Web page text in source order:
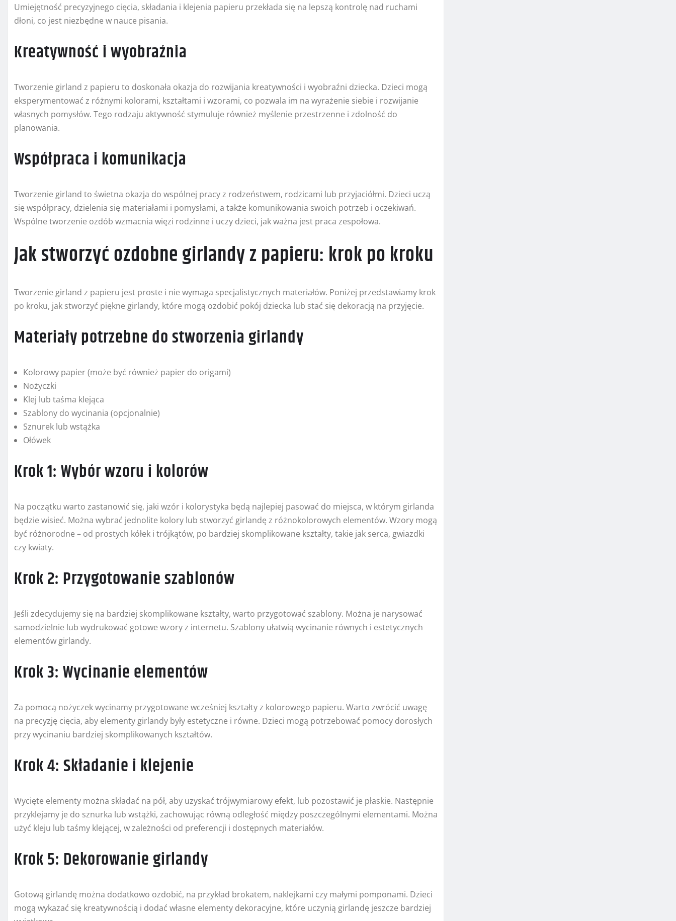
Umiejętność precyzyjnego cięcia, składania i klejenia papieru przekłada się na lepszą kontrolę nad ruchami
dłoni, co jest niezbędne w nauce pisania.
Kreatywność i wyobraźnia
Tworzenie girland z papieru to doskonała okazja do rozwijania kreatywności i wyobraźni dziecka. Dzieci mogą
eksperymentować z różnymi kolorami, kształtami i wzorami, co pozwala im na wyrażenie siebie i rozwijanie
własnych pomysłów. Tego rodzaju aktywność stymuluje również myślenie przestrzenne i zdolność do
planowania.
Współpraca i komunikacja
Tworzenie girland to świetna okazja do wspólnej pracy z rodzeństwem, rodzicami lub przyjaciółmi. Dzieci uczą
się współpracy, dzielenia się materiałami i pomysłami, a także komunikowania swoich potrzeb i oczekiwań.
Wspólne tworzenie ozdób wzmacnia więzi rodzinne i uczy dzieci, jak ważna jest praca zespołowa.
Jak stworzyć ozdobne girlandy z papieru: krok po kroku
Tworzenie girland z papieru jest proste i nie wymaga specjalistycznych materiałów. Poniżej przedstawiamy krok
po kroku, jak stworzyć piękne girlandy, które mogą ozdobić pokój dziecka lub stać się dekoracją na przyjęcie.
Materiały potrzebne do stworzenia girlandy
Kolorowy papier (może być również papier do origami)
Nożyczki
Klej lub taśma klejąca
Szablony do wycinania (opcjonalnie)
Sznurek lub wstążka
Ołówek
Krok 1: Wybór wzoru i kolorów
Na początku warto zastanowić się, jaki wzór i kolorystyka będą najlepiej pasować do miejsca, w którym girlanda
będzie wisieć. Można wybrać jednolite kolory lub stworzyć girlandę z różnokolorowych elementów. Wzory mogą
być różnorodne – od prostych kółek i trójkątów, po bardziej skomplikowane kształty, takie jak serca, gwiazdki
czy kwiaty.
Krok 2: Przygotowanie szablonów
Jeśli zdecydujemy się na bardziej skomplikowane kształty, warto przygotować szablony. Można je narysować
samodzielnie lub wydrukować gotowe wzory z internetu. Szablony ułatwią wycinanie równych i estetycznych
elementów girlandy.
Krok 3: Wycinanie elementów
Za pomocą nożyczek wycinamy przygotowane wcześniej kształty z kolorowego papieru. Warto zwrócić uwagę
na precyzję cięcia, aby elementy girlandy były estetyczne i równe. Dzieci mogą potrzebować pomocy dorosłych
przy wycinaniu bardziej skomplikowanych kształtów.
Krok 4: Składanie i klejenie
Wycięte elementy można składać na pół, aby uzyskać trójwymiarowy efekt, lub pozostawić je płaskie. Następnie
przyklejamy je do sznurka lub wstążki, zachowując równą odległość między poszczególnymi elementami. Można
użyć kleju lub taśmy klejącej, w zależności od preferencji i dostępnych materiałów.
Krok 5: Dekorowanie girlandy
Gotową girlandę można dodatkowo ozdobić, na przykład brokatem, naklejkami czy małymi pomponami. Dzieci
mogą wykazać się kreatywnością i dodać własne elementy dekoracyjne, które uczynią girlandę jeszcze bardziej